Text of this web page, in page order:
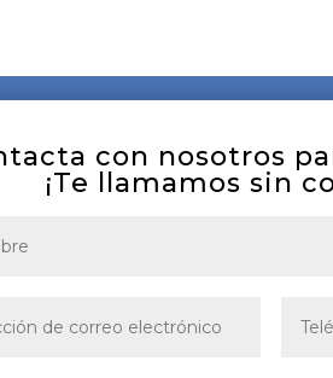
con nosotros
¡Te llamamos sin